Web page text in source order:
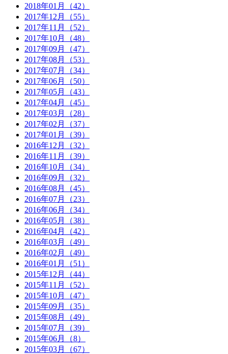
2018年01月（42）
2017年12月（55）
2017年11月（52）
2017年10月（48）
2017年09月（47）
2017年08月（53）
2017年07月（34）
2017年06月（50）
2017年05月（43）
2017年04月（45）
2017年03月（28）
2017年02月（37）
2017年01月（39）
2016年12月（32）
2016年11月（39）
2016年10月（34）
2016年09月（32）
2016年08月（45）
2016年07月（23）
2016年06月（34）
2016年05月（38）
2016年04月（42）
2016年03月（49）
2016年02月（49）
2016年01月（51）
2015年12月（44）
2015年11月（52）
2015年10月（47）
2015年09月（35）
2015年08月（49）
2015年07月（39）
2015年06月（8）
2015年03月（67）